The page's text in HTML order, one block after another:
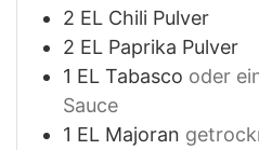
2 EL Chili Pulver
2 EL Paprika Pulver
1 EL Tabasco oder
Sauce
1 EL Majoran